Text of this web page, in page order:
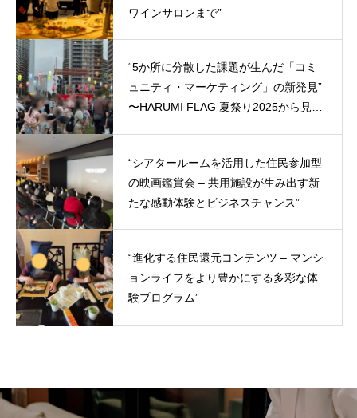
ワインサロンまで”
“5か所に分散した課題が生んだ「コミ
ュニティ・マーケティング」の新発見”
〜HARUMI FLAG 夏祭り2025から見え
“シアタールームを活用した住民参加型
の映画鑑賞会 – 共用施設が生み出す新
たな感動体験とビジネスチャンス”
“進化する住民還元コンテンツ – マンシ
ョンライフをより豊かにする多彩な体
験プログラム”